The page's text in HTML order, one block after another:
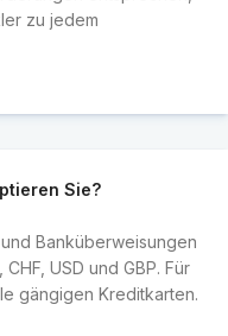
zu jedem
Sie?
Banküberweisungen
USD und GBP. Für
gängigen Kreditkarten.